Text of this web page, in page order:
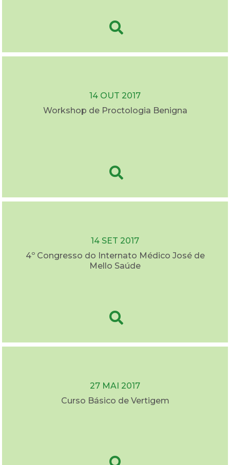
14 OUT 2017
Workshop de Proctologia Benigna
14 SET 2017
4º Congresso do Internato Médico José de
Mello Saúde
27 MAI 2017
Curso Básico de Vertigem